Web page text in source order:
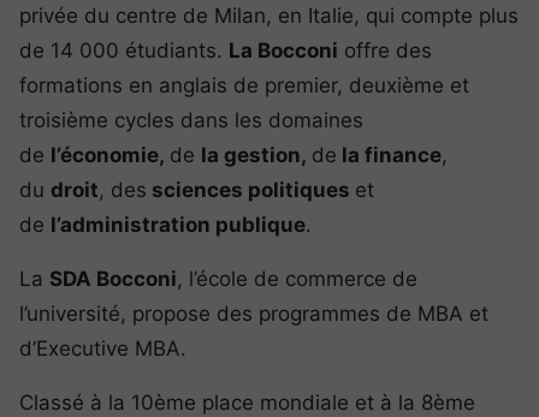
privée du centre de Milan, en Italie, qui compte plus
de 14 000 étudiants. La Bocconi offre des
formations en anglais de premier, deuxième et
troisième cycles dans les domaines
de l’économie, de la gestion, de la finance,
du droit, des sciences politiques et
de l’administration publique.
La SDA Bocconi, l’école de commerce de
l’université, propose des programmes de MBA et
d’Executive MBA.
Classé à la 10ème place mondiale et à la 8ème